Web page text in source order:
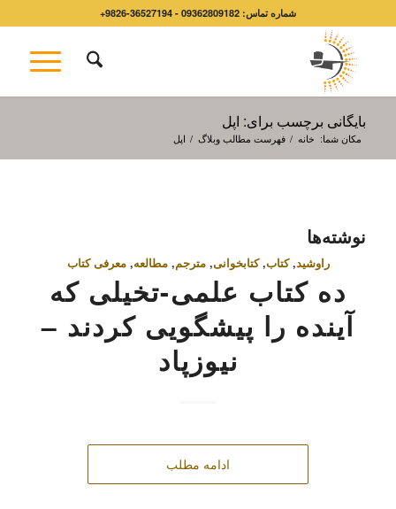
شماره تماس: 09362809182 - 36527194-9826+
بایگانی برچسب برای: اپل
مکان شما: خانه / فهرست مطالب وبلاگ / اپل
نوشته‌ها
راوشید,کتاب,کتابخوانی,مترجم,مطالعه,معرفی کتاب
ده کتاب علمی-تخیلی که
آینده را پیشگویی کردند –
نیوزپاد
ادامه مطلب